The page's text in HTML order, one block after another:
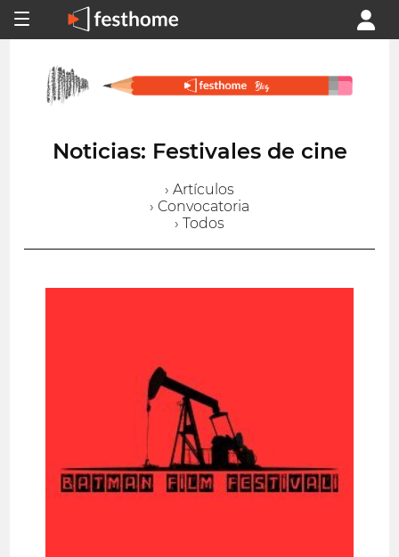
Noticias: Festivales de cine
› Artículos
› Convocatoria
› Todos